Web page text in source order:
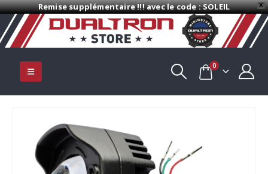
X
Remise supplémentaire !!! avec le code : SOLEIL
0